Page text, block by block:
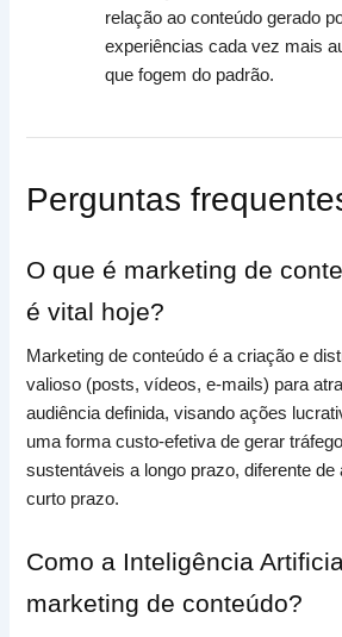
relação ao conteúdo gerado
experiências cada vez mais
que fogem do padrão.
Perguntas
O que é marketing de
é vital hoje?
Marketing de conteúdo é a criação e
valioso (posts, vídeos, e-mails) para
audiência definida, visando ações
uma forma custo-efetiva de gerar
sustentáveis a longo prazo, diferente de
curto prazo.
Como a Inteligência
marketing de conteúdo?